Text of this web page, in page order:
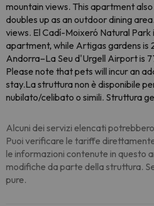
mountain views. This apartment
doubles up as an outdoor dining
views. El Cadí-Moixeró Natural Park
apartment, while Artigas gardens is
Andorra–La Seu d'Urgell Airport is
Please note that pets will incur an
stay.La struttura non è disponibile
nubilato/celibato o simili. Struttura
Alcuni dei servizi elencati
Puoi verificare le tariffe
le informazioni contenute in questo
modifiche da parte della struttura.
pure.